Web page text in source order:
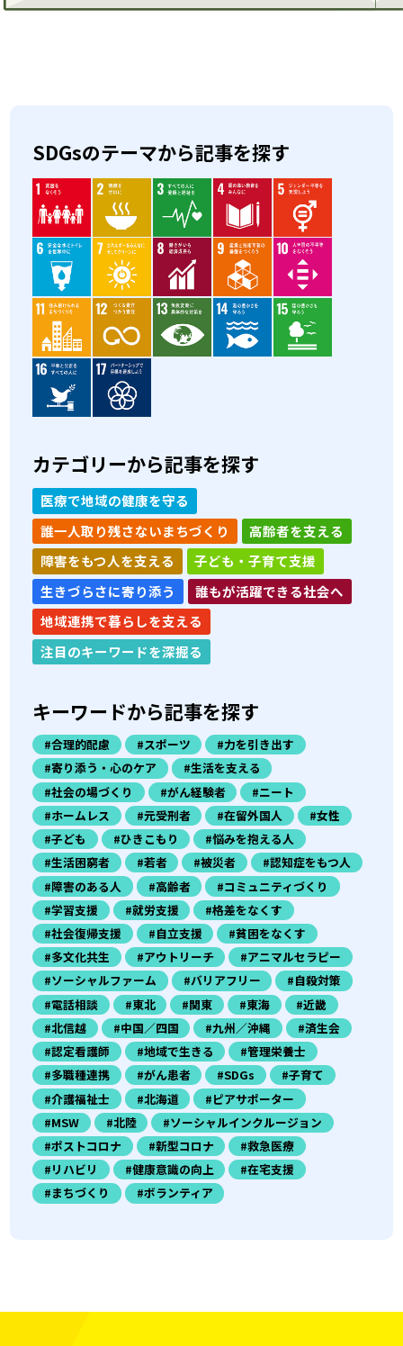
SDGsのテーマから記事を探す
カテゴリーから記事を探す
医療で地域の健康を守る
誰一人取り残さないまちづくり
高齢者を支える
障害をもつ人を支える
子ども・子育て支援
生きづらさに寄り添う
誰もが活躍できる社会へ
地域連携で暮らしを支える
注目のキーワードを深掘る
キーワードから記事を探す
#合理的配慮 #スポーツ
#力を引き出す
#寄り添う・心のケア
#生活を支える
#社会の場づくり
#がん経験者
#ニート
#ホームレス
#元受刑者 #在留外国人
#女性
#子ども
#ひきこもり
#悩みを抱える人
#生活困窮者
#若者 #被災者
#認知症をもつ人
#障害のある人
#高齢者
#コミュニティづくり
#学習支援
#就労支援
#格差をなくす
#社会復帰支援
#自立支援
#貧困をなくす
#多文化共生
#アウトリーチ
#アニマルセラピー
#ソーシャルファーム
#バリアフリー
#自殺対策
#電話相談
#東北 #関東 #東海
#近畿
#北信越
#中国／四国 #九州／沖縄
#済生会
#認定看護師
#地域で生きる
#管理栄養士
#多職種連携
#がん患者 #SDGs
#子育て
#介護福祉士
#北海道
#ピアサポーター
#MSW
#北陸
#ソーシャルインクルージョン
#ポストコロナ
#新型コロナ
#救急医療
#リハビリ
#健康意識の向上
#在宅支援
#まちづくり
#ボランティア